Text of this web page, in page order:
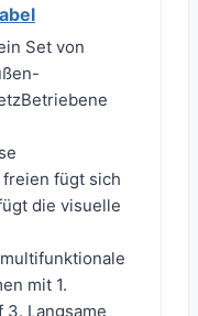
Set von
fügt sich
die visuelle
mit 1.
3. Langsame